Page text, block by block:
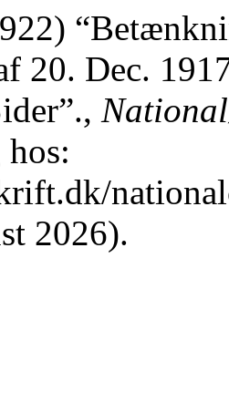
20. Dec.
2026).